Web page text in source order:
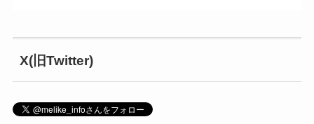
X(旧Twitter)